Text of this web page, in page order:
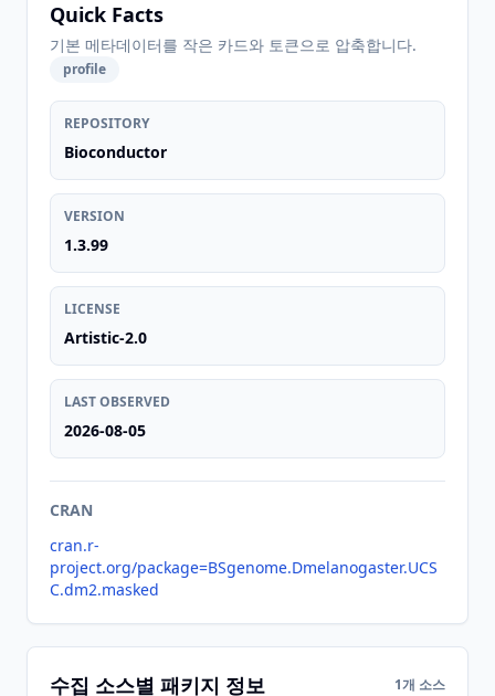
Quick Facts
기본 메타데이터를 작은 카드와 토큰으로 압축합니다.
profile
REPOSITORY
Bioconductor
VERSION
1.3.99
LICENSE
Artistic-2.0
LAST OBSERVED
2026-08-05
CRAN
cran.r-
project.org/package=BSgenome.Dmelanogaster.UCS
C.dm2.masked
수집 소스별 패키지 정보 1개 소스